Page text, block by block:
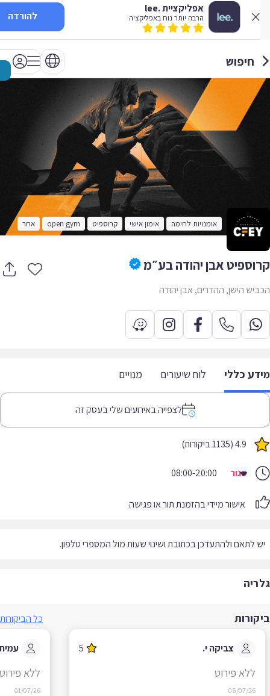
אפליקציית .lee
הרבה יותר נוח באפליקציה להורדה
חיפוש
אומנויות לחימה אימון אישי קרוספיט open gym אחר
אבן יהודה בע״מ
הישן, ההדרים, אבן יהודה
כללי לוח שיעורים מנויים
לצפייה באירועים שלי בעסק זה
4.9 (1135 ביקורות)
סגור 08:00-20:00
אישור מיידי בהזמנת תור או פגישה
לתאם ולהתעדכן בכתובת ושינוי שעות מול המספרי טלפון.
כל הביקורות
צביקה י. 5
ללא פירוט
05/07/26
עמית
ללא פירוט
01/07/26